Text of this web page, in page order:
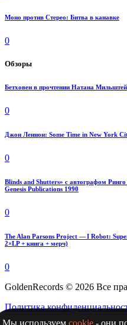
Моно против Стерео: Битва в канавке
0
Обзоры
Бетховен в прочтении Натана
0
Джон Леннон: Some Time in New York
0
Blinds and Shutters» с автографом
Genesis Publications 1990
0
The Alan Parsons Project — I Robot:
2×LP + книга + мерч)
0
GoldenRecords © 2026 Все
Политика
Мы используемcookie - они